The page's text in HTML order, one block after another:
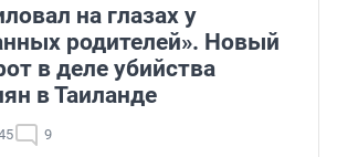
на глазах у
родителей». Новый
в деле убийства
в Таиланде
9